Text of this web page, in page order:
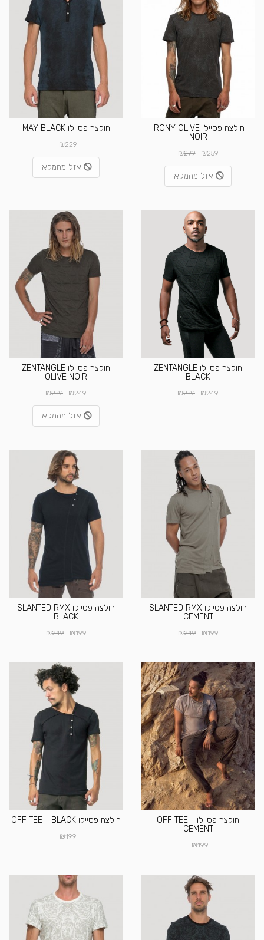
חולצה פסיילו IRONY OLIVE
NOIR
₪259
₪279
אזל מהמלאי
חולצה פסיילו MAY BLACK
₪229
אזל מהמלאי
חולצה פסיילו ZENTANGLE
BLACK
₪249
₪279
חולצה פסיילו ZENTANGLE
OLIVE NOIR
₪249
₪279
אזל מהמלאי
חולצה פסיילו SLANTED RMX
CEMENT
₪199
₪249
חולצה פסיילו SLANTED RMX
BLACK
₪199
₪249
חולצה פסיילו OFF TEE -
CEMENT
₪199
חולצה פסיילו OFF TEE - BLACK
₪199